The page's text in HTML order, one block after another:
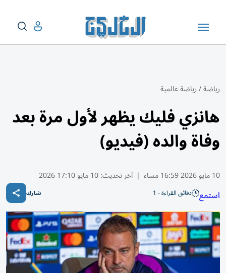
رياضة/رياضة عالمية
هانزي فليك يظهر لأول مرة بعد
وفاة والده (فيديو)
10 مايو 2026 16:59 مساء | آخر تحديث:10 مايو 17:10 2026
استمع دقائق القراءة - 1 شارك